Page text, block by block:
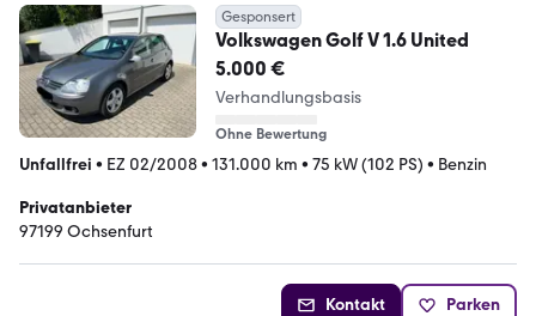
Gesponsert
Volkswagen Golf V 1.6 United
5.000 €
Verhandlungsbasis
Ohne Bewertung
Unfallfrei • EZ 02/2008• 131.000 km • 75 kW (102 PS) • Benzin
Privatanbieter
97199 Ochsenfurt
Kontakt Parken